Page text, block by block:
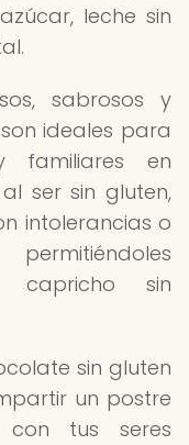
leche sin
sabrosos y
ideales para
familiares en
ser sin gluten,
intolerancias o
sin
sin gluten
un postre
con tus seres